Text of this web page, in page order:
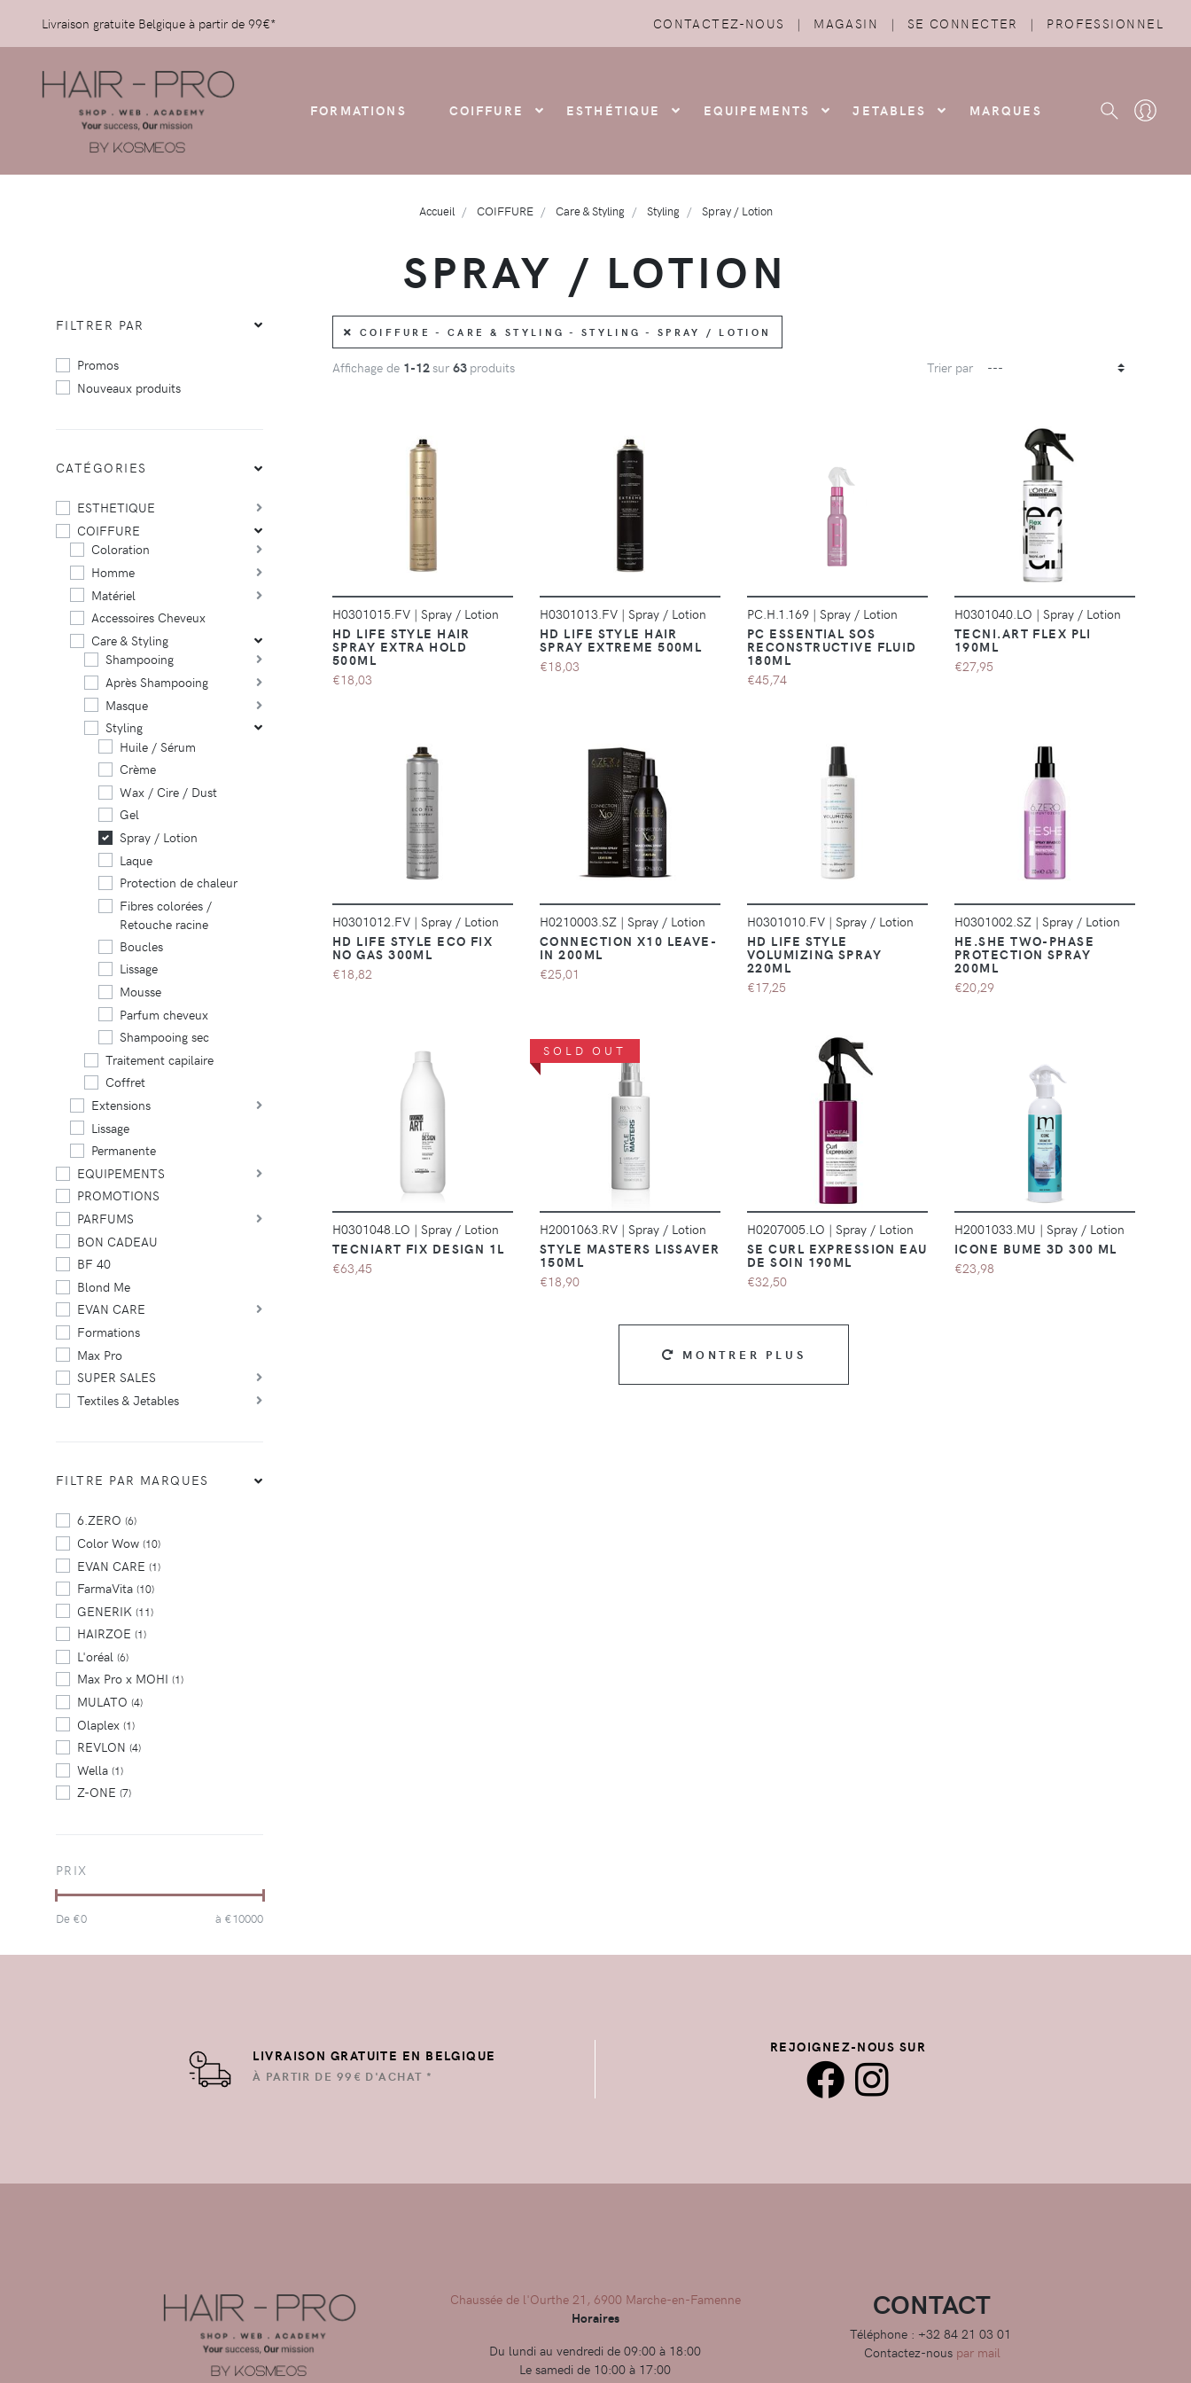
Livraison gratuite Belgique à partir de 99€* CONTACTEZ-NOUS | MAGASIN | SE CONNECTER | PROFESSIONNEL
FORMATIONS COIFFURE ESTHÉTIQUE EQUIPEMENTS JETABLES MARQUES
Accueil COIFFURE Care & Styling Styling Spray / Lotion
SPRAY / LOTION
FILTRER PAR
Promos
Nouveaux produits
CATÉGORIES
ESTHETIQUE
COIFFURE
Coloration
Homme
Matériel
Accessoires Cheveux
Care & Styling
Shampooing
Après Shampooing
Masque
Styling
Huile / Sérum
Crème
Wax / Cire / Dust
Gel
Spray / Lotion
Laque
Protection de chaleur
Fibres colorées /
Retouche racine
Boucles
Lissage
Mousse
Parfum cheveux
Shampooing sec
Traitement capilaire
Coffret
Extensions
Lissage
Permanente
EQUIPEMENTS
PROMOTIONS
PARFUMS
BON CADEAU
BF 40
Blond Me
EVAN CARE
Formations
Max Pro
SUPER SALES
Textiles & Jetables
FILTRE PAR MARQUES
6.ZERO (6)
Color Wow (10)
EVAN CARE (1)
FarmaVita (10)
GENERIK (11)
HAIRZOE (1)
L'oréal (6)
Max Pro x MOHI (1)
MULATO (4)
Olaplex (1)
REVLON (4)
Wella (1)
Z-ONE (7)
PRIX
De €0 à €10000
COIFFURE - CARE & STYLING - STYLING - SPRAY / LOTION
Affichage de 1-12sur 63 produits Trier par
H0301015.FV | Spray / Lotion
HD LIFE STYLE HAIR
SPRAY EXTRA HOLD
500ML
€18,03
H0301013.FV | Spray / Lotion
HD LIFE STYLE HAIR
SPRAY EXTREME 500ML
€18,03
DÉTAILS
PC.H.1.169 | Spray / Lotion
PC ESSENTIAL SOS
RECONSTRUCTIVE FLUID
180ML
€45,74
DÉTAILS
H0301040.LO | Spray / Lotion
TECNI.ART FLEX PLI
190ML
€27,95
DÉTAILS
H0301012.FV | Spray / Lotion
HD LIFE STYLE ECO FIX
NO GAS 300ML
€18,82
DÉTAILS
H0210003.SZ | Spray / Lotion
CONNECTION X10 LEAVE-
IN 200ML
€25,01
DÉTAILS
H0301010.FV | Spray / Lotion
HD LIFE STYLE
VOLUMIZING SPRAY
220ML
€17,25
DÉTAILS
H0301002.SZ | Spray / Lotion
HE.SHE TWO-PHASE
PROTECTION SPRAY
200ML
€20,29
DÉTAILS
H0301048.LO | Spray / Lotion
TECNIART FIX DESIGN 1L
€63,45
SOLD OUT
DÉTAILS
H2001063.RV | Spray / Lotion
STYLE MASTERS LISSAVER
150ML
€18,90
DÉTAILS
H0207005.LO | Spray / Lotion
SE CURL EXPRESSION EAU
DE SOIN 190ML
€32,50
DÉTAILS
H2001033.MU | Spray / Lotion
ICONE BUME 3D 300 ML
€23,98
MONTRER PLUS
LIVRAISON GRATUITE EN BELGIQUE
À PARTIR DE 99€ D'ACHAT *
REJOIGNEZ-NOUS SUR
Chaussée de l'Ourthe 21, 6900 Marche-en-Famenne
Horaires
Du lundi au vendredi de 09:00 à 18:00
Le samedi de 10:00 à 17:00
CONTACT
Téléphone : +32 84 21 03 01
Contactez-nous par mail